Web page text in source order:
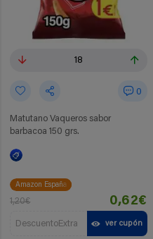
18
0
Matutano Vaqueros sabor
barbacoa 150 grs.
Amazon España
1,20€ 0,62€
DescuentoExtra ver cupón